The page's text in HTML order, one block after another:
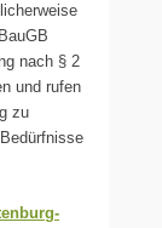
nach § 2
und rufen
zu